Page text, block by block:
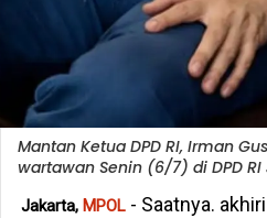
Mantan Ketua DPD RI, Irman
wartawan Senin (6/7) di DPD RI
Jakarta, MPOL- Saatnya.